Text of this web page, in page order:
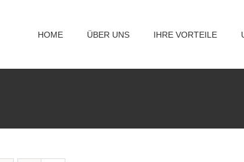
HOME ÜBER UNS IHRE VORTEILE